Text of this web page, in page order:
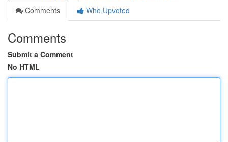
Comments
Who Upvoted
Comments
Submit a Comment
No HTML